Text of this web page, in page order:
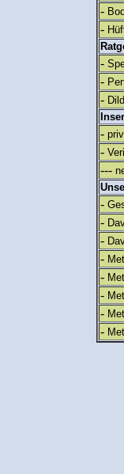
-
-
-
-
-
-
-
---
-
-
-
-
-
-
-
-